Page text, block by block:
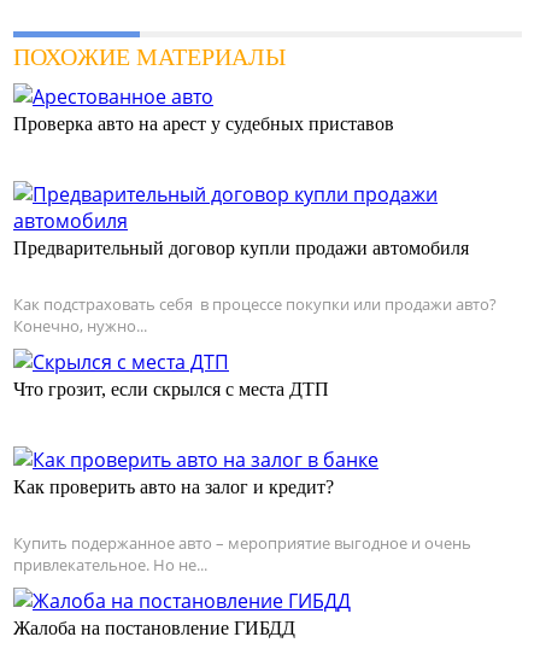
ПОХОЖИЕ МАТЕРИАЛЫ
Проверка авто на арест у судебных приставов
Предварительный договор купли продажи автомобиля
Как подстраховать себя в процессе покупки или продажи авто?
Конечно, нужно...
Что грозит, если скрылся с места ДТП
Как проверить авто на залог и кредит?
Купить подержанное авто – мероприятие выгодное и очень
привлекательное. Но не...
Жалоба на постановление ГИБДД